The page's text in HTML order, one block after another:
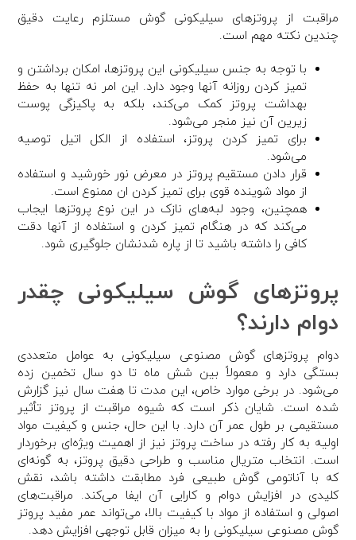
مراقبت از پروتزهای سیلیکونی گوش مستلزم رعایت دقیق
چندین نکته مهم است.
با توجه به جنس سیلیکونی این پروتزها، امکان برداشتن و
تمیز کردن روزانه آنها وجود دارد. این امر نه تنها به حفظ
بهداشت پروتز کمک می‌کند، بلکه به پاکیزگی پوست
زیرین آن نیز منجر می‌شود.
برای تمیز کردن پروتز، استفاده از الکل اتیل توصیه
می‌شود.
قرار دادن مستقیم پروتز در معرض نور خورشید و استفاده
از مواد شوینده قوی برای تمیز کردن ان ممنوع است.
همچنین، وجود لبه‌های نازک در این نوع پروتزها ایجاب
می‌کند که در هنگام تمیز کردن و استفاده از آنها دقت
کافی را داشته باشید تا از پاره شدنشان جلوگیری شود.
پروتزهای گوش سیلیکونی چقدر
دوام دارند؟
دوام پروتزهای گوش مصنوعی سیلیکونی به عوامل متعددی
بستگی دارد و معمولاً بین شش ماه تا دو سال تخمین زده
می‌شود. در برخی موارد خاص، این مدت تا هفت سال نیز گزارش
شده است. شایان ذکر است که شیوه مراقبت از پروتز تأثیر
مستقیمی بر طول عمر آن دارد. با این حال، جنس و کیفیت مواد
اولیه به کار رفته در ساخت پروتز نیز از اهمیت ویژه‌ای برخوردار
است. انتخاب متریال مناسب و طراحی دقیق پروتز، به گونه‌ای
که با آناتومی گوش طبیعی فرد مطابقت داشته باشد، نقش
کلیدی در افزایش دوام و کارایی آن ایفا می‌کند. مراقبت‌های
اصولی و استفاده از مواد با کیفیت بالا، می‌تواند عمر مفید پروتز
گوش مصنوعی سیلیکونی را به میزان قابل توجهی افزایش دهد.